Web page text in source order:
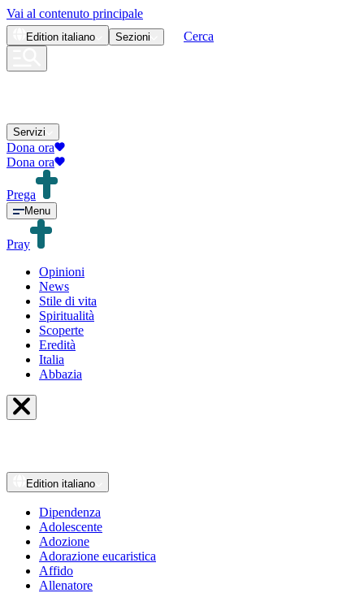
Vai al contenuto principale
Edition italiano Sezioni Cerca
Servizi
Dona ora
Dona ora
Prega
Menu
Pray
Opinioni
News
Stile di vita
Spiritualità
Scoperte
Eredità
Italia
Abbazia
Edition italiano
Dipendenza
Adolescente
Adozione
Adorazione eucaristica
Affido
Allenatore